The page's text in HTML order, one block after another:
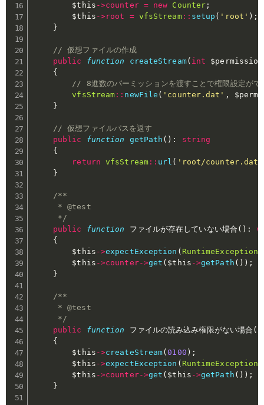
$this ->counter = new Counter ;
$this ->root = vfsStream:: setup ( 'root' ) ;
}
// 仮想ファイルの作成
public
function createStream( int $permission
{
// 8進数のパーミッションを渡すことで権限設定がで
vfsStream :: newFile ( 'counter.dat' ,
}
// 仮想ファイルパスを返す
public
function getPath ( ) :
string
{
return
vfsStream:: url ( 'root/counter.dat'
}
/**
     * @test
     */
public
function ファイルが存在していない場合( ) :
{
$this ->expectException ( RuntimeException
$this ->counter->get ( $this ->getPath ( ) ) ;
}
/**
     * @test
     */
public
function ファイルの読み込み権限がない場合(
{
$this ->createStream(0100 ) ;
$this ->expectException ( RuntimeException
$this ->counter->get ( $this ->getPath ( ) ) ;
}